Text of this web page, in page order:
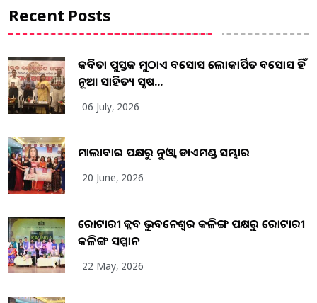
Recent Posts
କବିତା ପୁସ୍ତକ ମୁଠାଏ ଅବସୋସ ଲୋକାର୍ପିତ ଅବସୋସ ହିଁ
ନୂଆ ସାହିତ୍ୟ ସୃଷ...
06 July, 2026
ମାଲାବାର ପକ୍ଷରୁ ନୁଓ୍ବା ଡାଏମଣ୍ଡ ସମ୍ଭାର
20 June, 2026
ରୋଟାରୀ କ୍ଲବ ଭୁବନେଶ୍ୱର କଳିଙ୍ଗ ପକ୍ଷରୁ ରୋଟାରୀ
କଳିଙ୍ଗ ସମ୍ମାନ
22 May, 2026